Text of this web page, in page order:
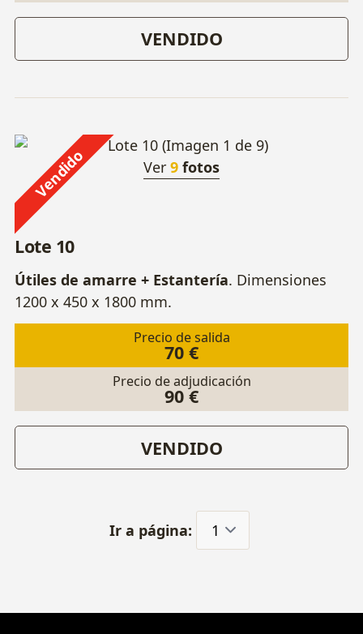
VENDIDO
Vendido Ver 9 fotos
Lote 10
Útiles de amarre + Estantería. Dimensiones
1200 x 450 x 1800 mm.
Precio de salida
70 €
Precio de adjudicación
90 €
VENDIDO
Ir a página: